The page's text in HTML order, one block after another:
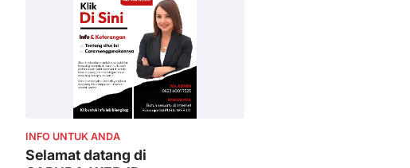
INFO UNTUK ANDA
Selamat datang di